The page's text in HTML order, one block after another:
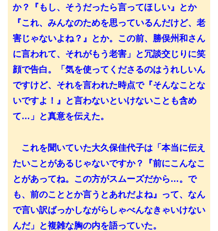
か？『もし、そうだったら言ってほしい』とか
『これ、みんなのためを思っているんだけど、老
害じゃないよね？』とか。この前、勝俣州和さん
に言われて、それがもう老害」と冗談交じりに笑
顔で告白。「気を使ってくださるのはうれしいん
ですけど、それを言われた時点で『そんなことな
いですよ！』と言わないといけないことも含め
て…」と真意を伝えた。
これを聞いていた大久保佳代子は「本当に伝え
たいことがあるじゃないですか？『前にこんなこ
とがあってね。この方がスムーズだから…。で
も、前のこととか言うとあれだよね』って、なん
で言い訳ばっかしながらしゃべんなきゃいけない
んだ」と複雑な胸の内を語っていた。